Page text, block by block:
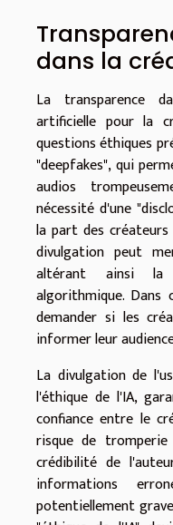
dans la
La transparence
artificielle pour la
questions éthiques
"deepfakes", qui
audios
nécessité d'une
la part des créateurs
divulgation peut
altérant ainsi la
algorithmique.
demander si les
informer leur
La divulgation de
l'éthique de l'IA,
confiance entre le
risque de
crédibilité de
informations
potentiellement